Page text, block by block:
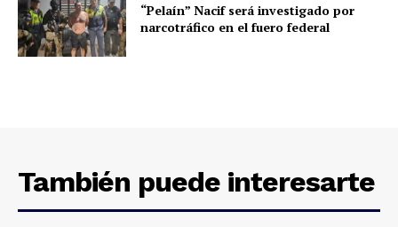
“Pelaín” Nacif será investigado por
narcotráfico en el fuero federal
También puede interesarte